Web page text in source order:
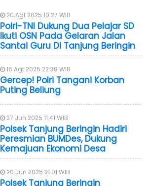
20 Agt 2025 10:27 WIB
Polri-TNI Dukung Dua Pelajar SD
Ikuti OSN Pada Gelaran Jalan
Santai Guru Di Tanjung Beringin
16 Agt 2025 22:38 WIB
Gercep! Polri Tangani Korban
Puting Beliung
27 Jun 2025 11:41 WIB
Polsek Tanjung Beringin Hadiri
Peresmian BUMDes, Dukung
Kemajuan Ekonomi Desa
20 Jun 2025 21:01 WIB
Polsek Tanjung Beringin